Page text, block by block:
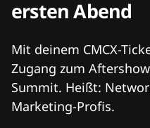
ersten Abend
Mit deinem CMCX-
Zugang zum
Summit. Heißt:
Marketing-Profis.